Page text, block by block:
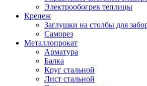
Электрообогрев теплицы
Крепеж
Заглушки на столбы для
Саморез
Металлопрокат
Арматура
Балка
Круг стальной
Лист стальной